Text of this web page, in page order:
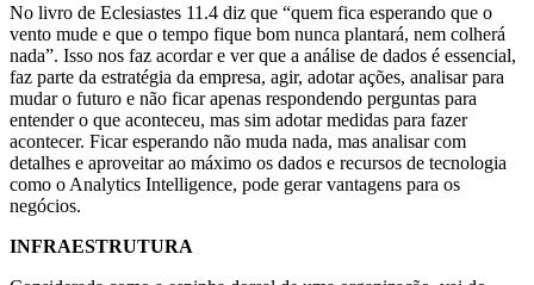
No livro de Eclesiastes 11.4 diz que “quem fica esperando que o
vento mude e que o tempo fique bom nunca plantará, nem colherá
nada”. Isso nos faz acordar e ver que a análise de dados é essencial,
faz parte da estratégia da empresa, agir, adotar ações, analisar para
mudar o futuro e não ficar apenas respondendo perguntas para
entender o que aconteceu, mas sim adotar medidas para fazer
acontecer. Ficar esperando não muda nada, mas analisar com
detalhes e aproveitar ao máximo os dados e recursos de tecnologia
como o Analytics Intelligence, pode gerar vantagens para os
negócios.
INFRAESTRUTURA